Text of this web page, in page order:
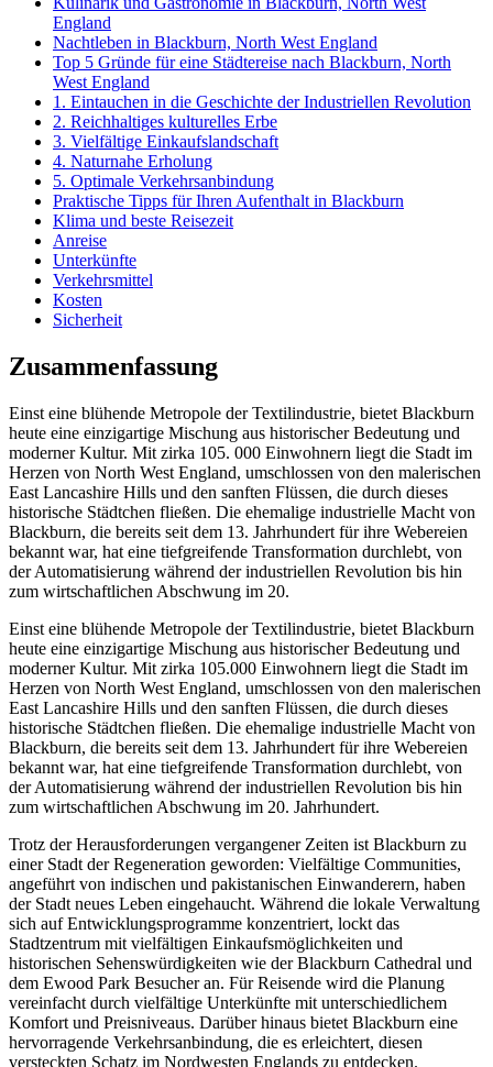
England
Nachtleben in Blackburn, North West England
Top 5 Gründe für eine Städtereise nach Blackburn, North
West England
1. Eintauchen in die Geschichte der Industriellen Revolution
2. Reichhaltiges kulturelles Erbe
3. Vielfältige Einkaufslandschaft
4. Naturnahe Erholung
5. Optimale Verkehrsanbindung
Praktische Tipps für Ihren Aufenthalt in Blackburn
Klima und beste Reisezeit
Anreise
Unterkünfte
Verkehrsmittel
Kosten
Sicherheit
Zusammenfassung
Einst eine blühende Metropole der Textilindustrie, bietet Blackburn
heute eine einzigartige Mischung aus historischer Bedeutung und
moderner Kultur. Mit zirka 105. 000 Einwohnern liegt die Stadt im
Herzen von North West England, umschlossen von den malerischen
East Lancashire Hills und den sanften Flüssen, die durch dieses
historische Städtchen fließen. Die ehemalige industrielle Macht von
Blackburn, die bereits seit dem 13. Jahrhundert für ihre Webereien
bekannt war, hat eine tiefgreifende Transformation durchlebt, von
der Automatisierung während der industriellen Revolution bis hin
zum wirtschaftlichen Abschwung im 20.
Einst eine blühende Metropole der Textilindustrie, bietet Blackburn
heute eine einzigartige Mischung aus historischer Bedeutung und
moderner Kultur. Mit zirka 105.000 Einwohnern liegt die Stadt im
Herzen von North West England, umschlossen von den malerischen
East Lancashire Hills und den sanften Flüssen, die durch dieses
historische Städtchen fließen. Die ehemalige industrielle Macht von
Blackburn, die bereits seit dem 13. Jahrhundert für ihre Webereien
bekannt war, hat eine tiefgreifende Transformation durchlebt, von
der Automatisierung während der industriellen Revolution bis hin
zum wirtschaftlichen Abschwung im 20. Jahrhundert.
Trotz der Herausforderungen vergangener Zeiten ist Blackburn zu
einer Stadt der Regeneration geworden: Vielfältige Communities,
angeführt von indischen und pakistanischen Einwanderern, haben
der Stadt neues Leben eingehaucht. Während die lokale Verwaltung
sich auf Entwicklungsprogramme konzentriert, lockt das
Stadtzentrum mit vielfältigen Einkaufsmöglichkeiten und
historischen Sehenswürdigkeiten wie der Blackburn Cathedral und
dem Ewood Park Besucher an. Für Reisende wird die Planung
vereinfacht durch vielfältige Unterkünfte mit unterschiedlichem
Komfort und Preisniveaus. Darüber hinaus bietet Blackburn eine
hervorragende Verkehrsanbindung, die es erleichtert, diesen
versteckten Schatz im Nordwesten Englands zu entdecken.